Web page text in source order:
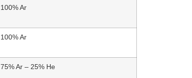
100% Ar
100% Ar
75% Ar – 25% He